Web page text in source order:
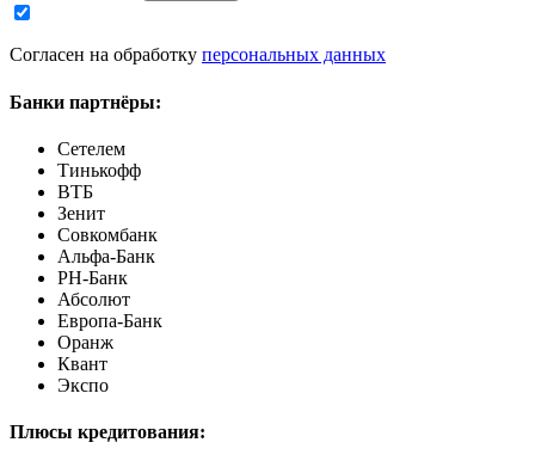
Согласен на обработку персональных данных
Банки партнёры:
Сетелем
Тинькофф
ВТБ
Зенит
Совкомбанк
Альфа-Банк
РН-Банк
Абсолют
Европа-Банк
Оранж
Квант
Экспо
Плюсы кредитования: